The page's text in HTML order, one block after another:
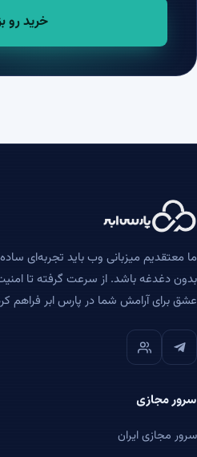
خرید رو
ما معتقدیم میزبانی وب باید تجربه‌ای
بدون دغدغه باشد. از سرعت گرفته تا
عشق برای آرامش شما در پارس ابر فراهم
سرور مجازی
سرور مجازی ایران